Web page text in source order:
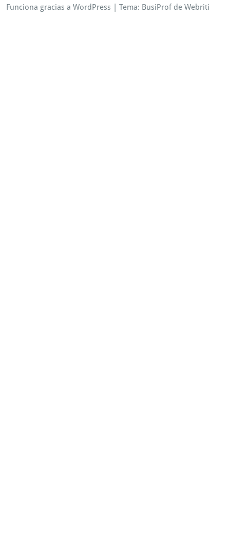
Funciona gracias a WordPress | Tema: BusiProf de Webriti